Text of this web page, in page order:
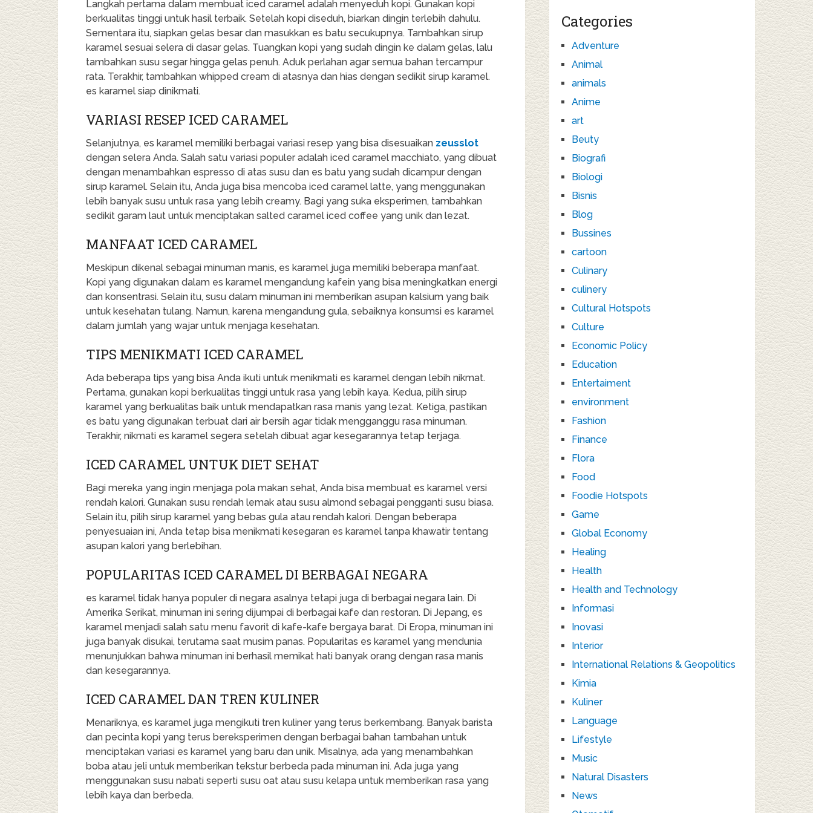
Langkah pertama dalam membuat iced caramel adalah menyeduh kopi. Gunakan kopi
berkualitas tinggi untuk hasil terbaik. Setelah kopi diseduh, biarkan dingin terlebih dahulu.
Sementara itu, siapkan gelas besar dan masukkan es batu secukupnya. Tambahkan sirup
karamel sesuai selera di dasar gelas. Tuangkan kopi yang sudah dingin ke dalam gelas, lalu
tambahkan susu segar hingga gelas penuh. Aduk perlahan agar semua bahan tercampur
rata. Terakhir, tambahkan whipped cream di atasnya dan hias dengan sedikit sirup karamel.
es karamel siap dinikmati.
VARIASI RESEP ICED CARAMEL
Selanjutnya, es karamel memiliki berbagai variasi resep yang bisa disesuaikan zeusslot
dengan selera Anda. Salah satu variasi populer adalah iced caramel macchiato, yang dibuat
dengan menambahkan espresso di atas susu dan es batu yang sudah dicampur dengan
sirup karamel. Selain itu, Anda juga bisa mencoba iced caramel latte, yang menggunakan
lebih banyak susu untuk rasa yang lebih creamy. Bagi yang suka eksperimen, tambahkan
sedikit garam laut untuk menciptakan salted caramel iced coffee yang unik dan lezat.
MANFAAT ICED CARAMEL
Meskipun dikenal sebagai minuman manis, es karamel juga memiliki beberapa manfaat.
Kopi yang digunakan dalam es karamel mengandung kafein yang bisa meningkatkan energi
dan konsentrasi. Selain itu, susu dalam minuman ini memberikan asupan kalsium yang baik
untuk kesehatan tulang. Namun, karena mengandung gula, sebaiknya konsumsi es karamel
dalam jumlah yang wajar untuk menjaga kesehatan.
TIPS MENIKMATI ICED CARAMEL
Ada beberapa tips yang bisa Anda ikuti untuk menikmati es karamel dengan lebih nikmat.
Pertama, gunakan kopi berkualitas tinggi untuk rasa yang lebih kaya. Kedua, pilih sirup
karamel yang berkualitas baik untuk mendapatkan rasa manis yang lezat. Ketiga, pastikan
es batu yang digunakan terbuat dari air bersih agar tidak mengganggu rasa minuman.
Terakhir, nikmati es karamel segera setelah dibuat agar kesegarannya tetap terjaga.
ICED CARAMEL UNTUK DIET SEHAT
Bagi mereka yang ingin menjaga pola makan sehat, Anda bisa membuat es karamel versi
rendah kalori. Gunakan susu rendah lemak atau susu almond sebagai pengganti susu biasa.
Selain itu, pilih sirup karamel yang bebas gula atau rendah kalori. Dengan beberapa
penyesuaian ini, Anda tetap bisa menikmati kesegaran es karamel tanpa khawatir tentang
asupan kalori yang berlebihan.
POPULARITAS ICED CARAMEL DI BERBAGAI NEGARA
es karamel tidak hanya populer di negara asalnya tetapi juga di berbagai negara lain. Di
Amerika Serikat, minuman ini sering dijumpai di berbagai kafe dan restoran. Di Jepang, es
karamel menjadi salah satu menu favorit di kafe-kafe bergaya barat. Di Eropa, minuman ini
juga banyak disukai, terutama saat musim panas. Popularitas es karamel yang mendunia
menunjukkan bahwa minuman ini berhasil memikat hati banyak orang dengan rasa manis
dan kesegarannya.
ICED CARAMEL DAN TREN KULINER
Menariknya, es karamel juga mengikuti tren kuliner yang terus berkembang. Banyak barista
dan pecinta kopi yang terus bereksperimen dengan berbagai bahan tambahan untuk
menciptakan variasi es karamel yang baru dan unik. Misalnya, ada yang menambahkan
boba atau jeli untuk memberikan tekstur berbeda pada minuman ini. Ada juga yang
menggunakan susu nabati seperti susu oat atau susu kelapa untuk memberikan rasa yang
lebih kaya dan berbeda.
Categories
Adventure
Animal
animals
Anime
art
Beuty
Biografi
Biologi
Bisnis
Blog
Bussines
cartoon
Culinary
culinery
Cultural Hotspots
Culture
Economic Policy
Education
Entertaiment
environment
Fashion
Finance
Flora
Food
Foodie Hotspots
Game
Global Economy
Healing
Health
Health and Technology
Informasi
Inovasi
Interior
International Relations & Geopolitics
Kimia
Kuliner
Language
Lifestyle
Music
Natural Disasters
News